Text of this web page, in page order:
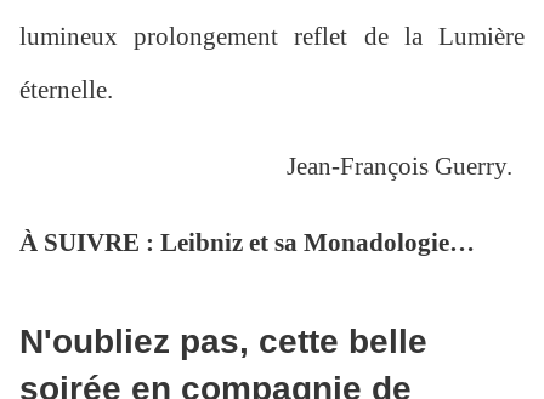
lumineux prolongement reflet de la Lumière
éternelle.
Jean-François Guerry.
À SUIVRE : Leibniz et sa Monadologie…
N'oubliez pas, cette belle
soirée en compagnie de